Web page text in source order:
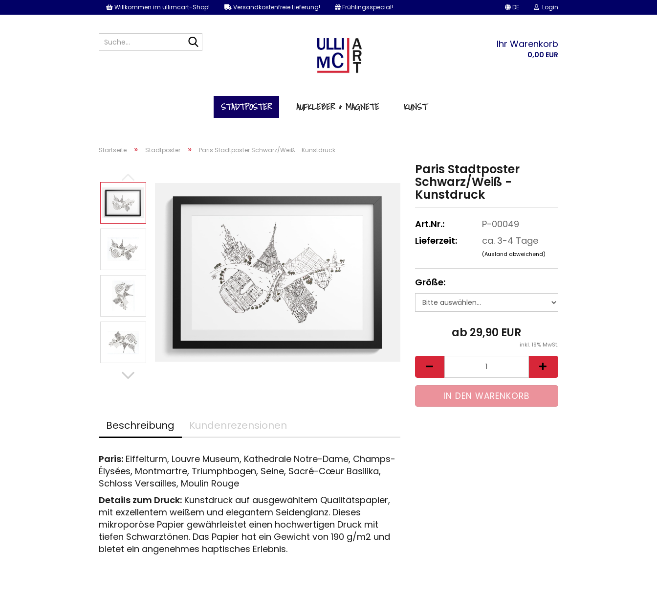
Willkommen im ullimcart-Shop! Versandkostenfreie Lieferung! Frühlingsspecial! DE Login
Ihr Warenkorb
0,00 EUR
STADTPOSTER AUFKLEBER & MAGNETE KUNST
Startseite » Stadtposter » Paris Stadtposter Schwarz/Weiß - Kunstdruck
Paris Stadtposter
Schwarz/Weiß -
Kunstdruck
Art.Nr.:
P-00049
Lieferzeit:
ca. 3-4 Tage
(Ausland abweichend)
Größe:
ab 29,90 EUR
inkl. 19% MwSt.
Beschreibung Kundenrezensionen
Paris: Eiffelturm, Louvre Museum, Kathedrale Notre-Dame, Champs-
Élysées, Montmartre, Triumphbogen, Seine, Sacré-Cœur Basilika,
Schloss Versailles, Moulin Rouge
Details zum Druck: Kunstdruck auf ausgewähltem Qualitätspapier,
mit exzellentem weißem und elegantem Seidenglanz. Dieses
mikroporöse Papier gewährleistet einen hochwertigen Druck mit
tiefen Schwarztönen. Das Papier hat ein Gewicht von 190 g/m2 und
bietet ein angenehmes haptisches Erlebnis.